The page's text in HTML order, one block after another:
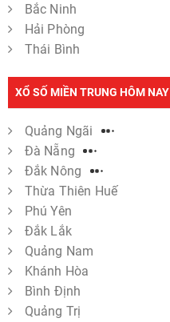
Bắc Ninh
Hải Phòng
Thái Bình
XỔ SỐ MIỀN TRUNG HÔM NAY
Quảng Ngãi
Đà Nẵng
Đắk Nông
Thừa Thiên Huế
Phú Yên
Đắk Lắk
Quảng Nam
Khánh Hòa
Bình Định
Quảng Trị